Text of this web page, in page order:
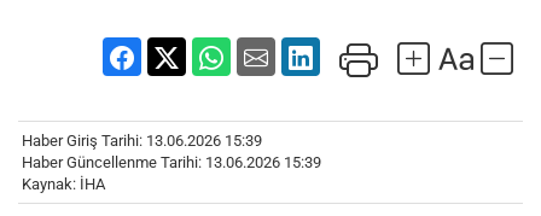
Haber Giriş Tarihi: 13.06.2026 15:39
Haber Güncellenme Tarihi: 13.06.2026 15:39
Kaynak: İHA